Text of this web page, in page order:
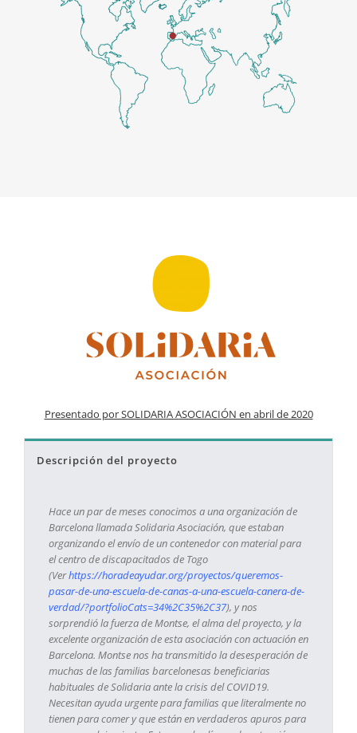
Presentado por SOLIDARIA ASOCIACIÓN en abril de 2020
Descripción del proyecto
Hace un par de meses conocimos a una organización de
Barcelona llamada Solidaria Asociación, que estaban
organizando el envío de un contenedor con material para
el centro de discapacitados de Togo
(Verhttps://horadeayudar.org/proyectos/queremos-
pasar-de-una-escuela-de-canas-a-una-escuela-canera-de-
verdad/?portfolioCats=34%2C35%2C37), y nos
sorprendió la fuerza de Montse, el alma del proyecto, y la
excelente organización de esta asociación con actuación en
Barcelona. Montse nos ha transmitido la desesperación de
muchas de las familias barcelonesas beneficiarias
habituales de Solidaria ante la crisis del COVID19.
Necesitan ayuda urgente para familias que literalmente no
tienen para comer y que están en verdaderos apuros para